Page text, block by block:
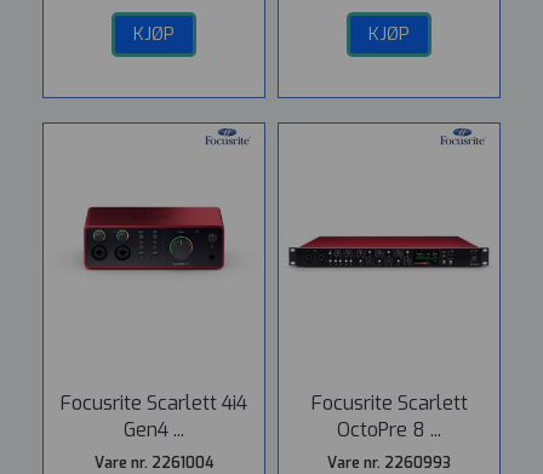
KJØP KJØP
Focusrite Scarlett 4i4
Gen4 ...
Vare nr. 2261004
Focusrite Scarlett
OctoPre 8 ...
Vare nr. 2260993